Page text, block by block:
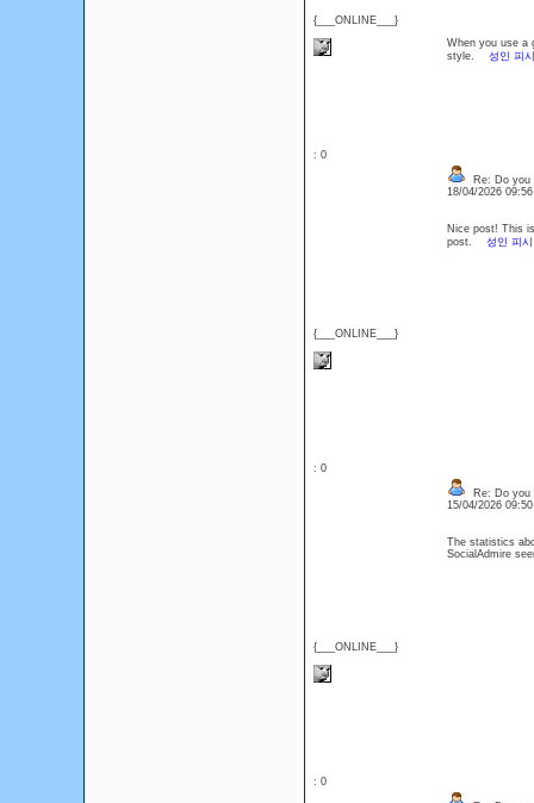
{___ONLINE___}
When you use a
style. 성인 피
: 0
{___ONLINE___}
Re: Do you
18/04/2026
Nice post! This
post. 성인 피시
: 0
{___ONLINE___}
Re: Do you
15/04/2026
The statistics
SocialAdmire
: 0